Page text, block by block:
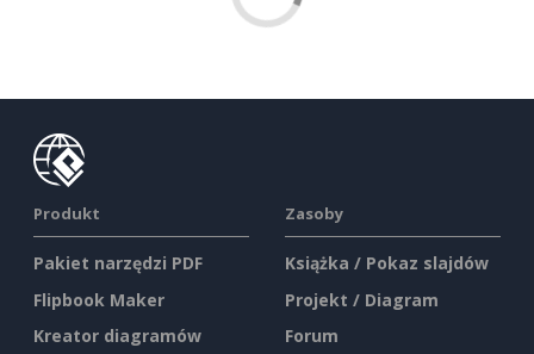
Produkt
Pakiet narzędzi PDF
Flipbook Maker
Kreator diagramów
Zasoby
Książka / Pokaz slajdów
Projekt / Diagram
Forum